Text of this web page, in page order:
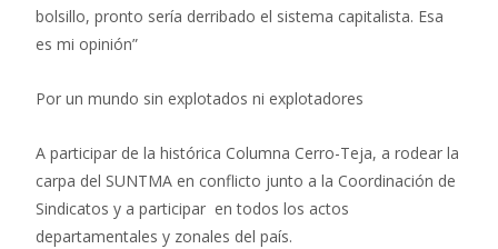
bolsillo, pronto sería derribado el sistema capitalista. Esa
es mi opinión”
Por un mundo sin explotados ni explotadores
A participar de la histórica Columna Cerro-Teja, a rodear la
carpa del SUNTMA en conflicto junto a la Coordinación de
Sindicatos y a participar en todos los actos
departamentales y zonales del país.